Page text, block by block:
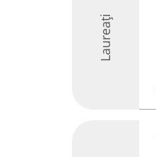
Laureați